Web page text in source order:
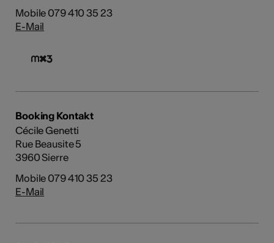
Mobile 079 410 35 23
E-Mail
Booking Kontakt
Cécile Genetti
Rue Beausite 5
3960 Sierre
Mobile 079 410 35 23
E-Mail